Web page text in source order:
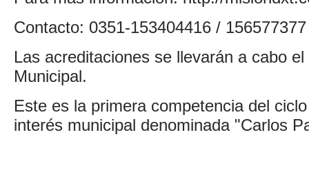
Contacto: 0351-153404416 /
Las acreditaciones se llevarán a cabo
Municipal.
Este es la primera competencia del
interés municipal denominada "Carlos